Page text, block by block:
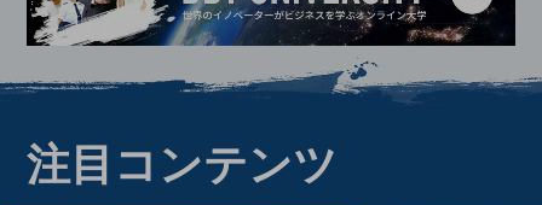
注目コンテンツ